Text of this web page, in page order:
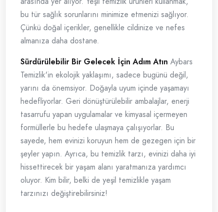
bu tür sağlık sorunlarını minimize etmenizi sağlıyor.
Çünkü doğal içerikler, genellikle cildinize ve nefes
almanıza daha dostane.
Sürdürülebilir Bir Gelecek İçin Adım Atın Aybars
Temizlik'in ekolojik yaklaşımı, sadece bugünü değil,
yarını da önemsiyor. Doğayla uyum içinde yaşamayı
hedefliyorlar. Geri dönüştürülebilir ambalajlar, enerji
tasarrufu yapan uygulamalar ve kimyasal içermeyen
formüllerle bu hedefe ulaşmaya çalışıyorlar. Bu
sayede, hem evinizi koruyun hem de gezegen için bir
şeyler yapın. Ayrıca, bu temizlik tarzı, evinizi daha iyi
hissettirecek bir yaşam alanı yaratmanıza yardımcı
oluyor. Kim bilir, belki de yeşil temizlikle yaşam
tarzınızı değiştirebilirsiniz!